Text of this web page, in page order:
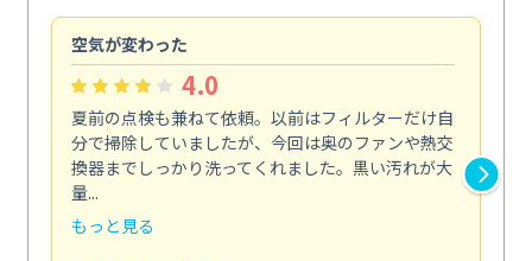
空気が変わった
4.0
夏前の点検も兼ねて依頼。以前はフィルターだけ自
分で掃除していましたが、今回は奥のファンや熱交
換器までしっかり洗ってくれました。黒い汚れが大
量...
もっと見る